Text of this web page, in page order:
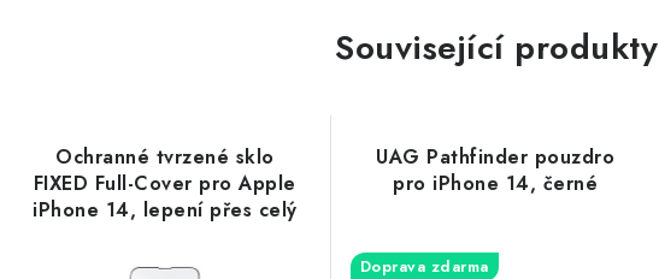
Související produkty
Ochranné tvrzené sklo
FIXED Full-Cover pro Apple
iPhone 14, lepení přes celý
UAG Pathfinder pouzdro
pro iPhone 14, černé
Doprava zdarma